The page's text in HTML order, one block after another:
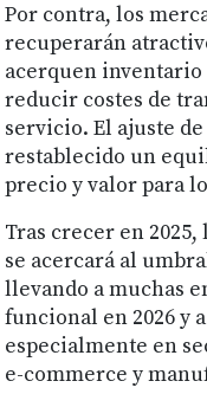
Por contra, los
recuperarán
acerquen inventario
reducir costes de
servicio. El ajuste
restablecido un
precio y valor para
Tras crecer en
se acercará al
llevando a muchas
funcional en 2026 y
especialmente en
e-commerce y